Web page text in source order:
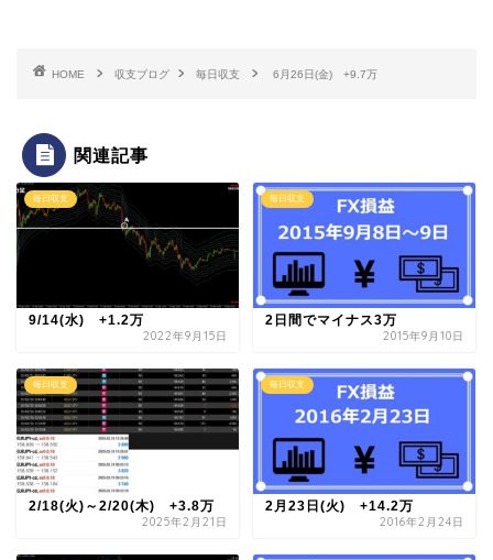
HOME 収支ブログ 毎日収支 6月26日(金) +9.7万
関連記事
毎日収支
9/14(水) +1.2万
2022年9月15日
毎日収支
2日間でマイナス3万
2015年9月10日
毎日収支
2/18(火)～2/20(木) +3.8万
2025年2月21日
毎日収支
2月23日(火) +14.2万
2016年2月24日